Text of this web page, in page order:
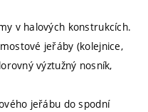
v halových konstrukcích.
jeřáby (kolejnice,
výztužný nosník,
jeřábu do spodní